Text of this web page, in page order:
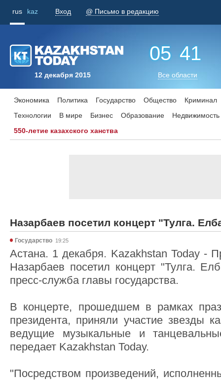
rus kaz Вход @ Письмо в редакцию
12 декабря 2015
05 41
Все области
Экономика Политика Государство Общество
Криминал
Технологии
В мире Бизнес Образование
Недвижимость
550-летие казахского ханства
Назарбаев посетил концерт "Тулга.
Государство 19:25
Астана. 1 декабря. Kazakhstan Today -
Назарбаев посетил концерт "Тулга.
пресс-служба главы государства.
В концерте, прошедшем в рамках
президента, приняли участие звезды
ведущие музыкальные и
передает Kazakhstan Today.
"Посредством произведений,